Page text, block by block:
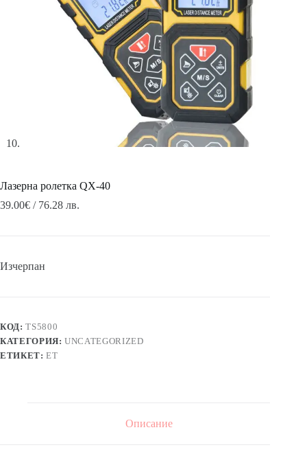
Лазерна ролетка QX-40
39.00€ / 76.28 лв.
Изчерпан
КОД:TS5800
КАТЕГОРИЯ:UNCATEGORIZED
ЕТИКЕТ:ЕТ
Описание